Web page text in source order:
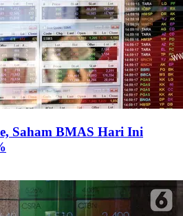
Saham BMAS Hari Ini